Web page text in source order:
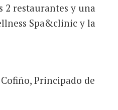
2 restaurantes y una
Spa&clinic y la
Principado de